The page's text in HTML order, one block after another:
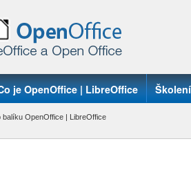
je OpenOffice | LibreOffice Školení
OpenOffice | LibreOffice